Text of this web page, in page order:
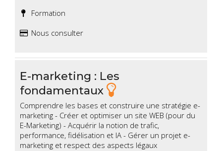
Formation
Nous consulter
E-marketing : Les
fondamentaux
Comprendre les bases et construire une stratégie e-
marketing - Créer et optimiser un site WEB (pour du
E-Marketing) - Acquérir la notion de trafic,
performance, fidélisation et IA - Gérer un projet e-
marketing et respect des aspects légaux